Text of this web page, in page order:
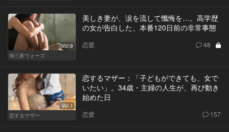
Vol.9
御三家ウォーズ
美しき妻が、涙を流して懺悔を…。高学歴
の女が告白した、本番120日前の非常事態
恋愛 48
Vol.1
恋するマザー
恋するマザー：「子どもができても、女で
いたい」。34歳・主婦の人生が、再び動き
始めた日
恋愛 157